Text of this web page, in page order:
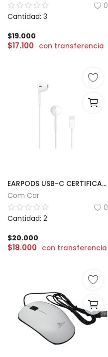
0
Cantidad: 3
$19.000
$17.100 con transferencia
EARPODS USB-C CERTIFICADO
Com Car
0
Cantidad: 2
$20.000
$18.000 con transferencia